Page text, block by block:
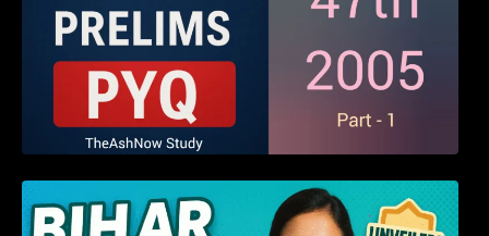
हम बिहारवासी: भाषाओं व संस्कृतियों की धरोहर “हमारा
बिहार”